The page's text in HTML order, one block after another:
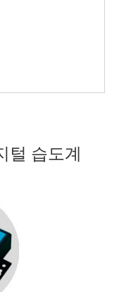
털 습도계